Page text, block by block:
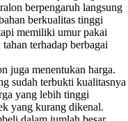
berpengaruh langsung
berkualitas tinggi
memiliki umur pakai
terhadap berbagai
juga menentukan harga.
sudah terbukti kualitasnya
yang lebih tinggi
yang kurang dikenal.